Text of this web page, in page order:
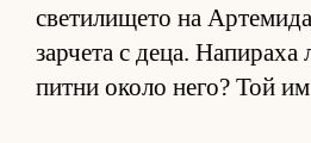
све­ти­ли­щето на
зар­чета с де­ца.
питни около не­го? Той